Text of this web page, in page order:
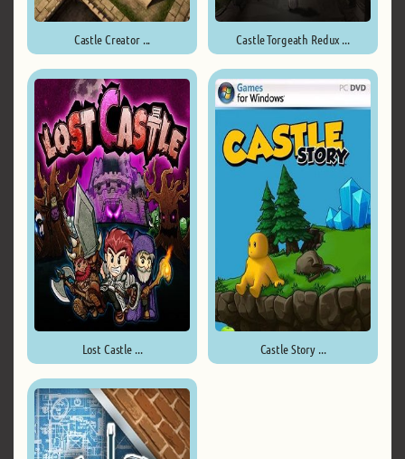
Castle Creator ... Castle Torgeath Redux ...
Lost Castle ... Castle Story ...